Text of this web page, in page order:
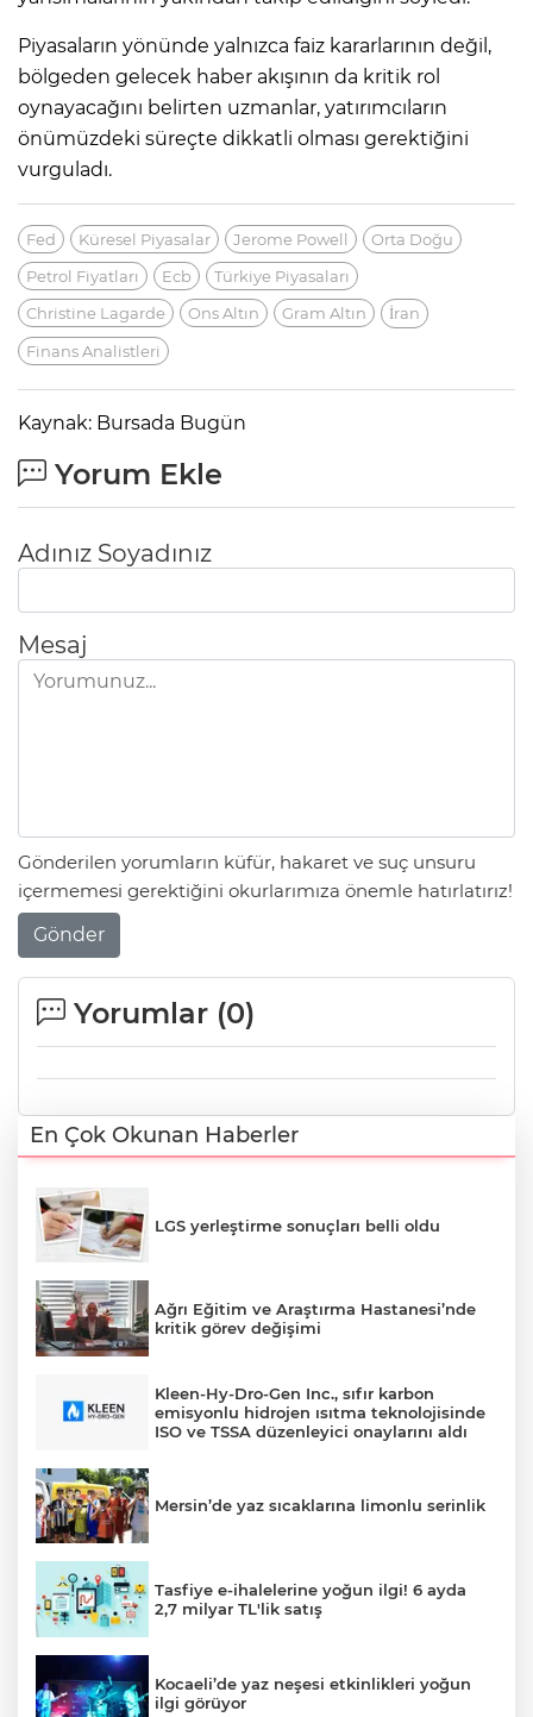
Piyasaların yönünde yalnızca faiz kararlarının değil,
bölgeden gelecek haber akışının da kritik rol
oynayacağını belirten uzmanlar, yatırımcıların
önümüzdeki süreçte dikkatli olması gerektiğini
vurguladı.
Fed Küresel Piyasalar Jerome Powell
Orta Doğu
Petrol Fiyatları
Ecb
Türkiye Piyasaları
Christine Lagarde
Ons Altın Gram Altın
İran
Finans Analistleri
Kaynak: Bursada Bugün
Yorum Ekle
Adınız Soyadınız
Mesaj
Gönderilen yorumların küfür, hakaret ve suç unsuru
içermemesi gerektiğini okurlarımıza önemle hatırlatırız!
Gönder
Yorumlar (0)
En Çok Okunan Haberler
LGS yerleştirme sonuçları belli oldu
Ağrı Eğitim ve Araştırma Hastanesi’nde
kritik görev değişimi
Kleen-Hy-Dro-Gen Inc., sıfır karbon
emisyonlu hidrojen ısıtma teknolojisinde
ISO ve TSSA düzenleyici onaylarını aldı
Mersin’de yaz sıcaklarına limonlu serinlik
Tasfiye e-ihalelerine yoğun ilgi! 6 ayda
2,7 milyar TL'lik satış
Kocaeli’de yaz neşesi etkinlikleri yoğun
ilgi görüyor